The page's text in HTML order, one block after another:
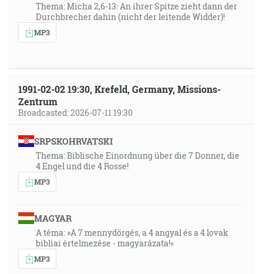
Thema: Micha 2,6-13: An ihrer Spitze zieht dann der
Durchbrecher dahin (nicht der leitende Widder)!
MP3
1991-02-02 19:30, Krefeld, Germany, Missions-
Zentrum
Broadcasted: 2026-07-11 19:30
SRPSKOHRVATSKI
Thema: Biblische Einordnung über die 7 Donner, die
4 Engel und die 4 Rosse!
MP3
MAGYAR
A téma: »A 7 mennydörgés, a 4 angyal és a 4 lovak
bibliai értelmezése - magyarázata!«
MP3